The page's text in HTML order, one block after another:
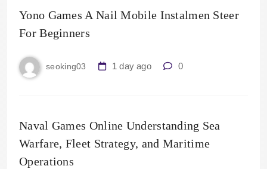
Yono Games A Nail Mobile Instalmen Steer
For Beginners
seoking03 1 day ago 0
Naval Games Online Understanding Sea
Warfare, Fleet Strategy, and Maritime
Operations